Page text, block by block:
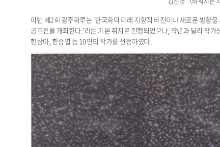
이번 제2회 광주화루는 ‘한국화의 미래 지향적 비전이나 새로운 방향
공모전을 개최한다.’라는 기본 취지로 진행되었으나, 작년과 달리 작
한상아, 한승엽 등 10인의 작가를 선정하였다.